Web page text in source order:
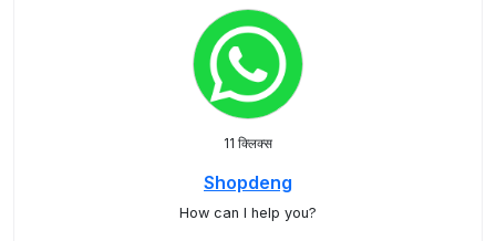
11 क्लिक्स
Shopdeng
How can I help you?